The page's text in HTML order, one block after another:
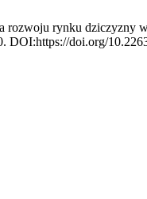
rozwoju rynku dziczyzny
DOI:https://doi.org/